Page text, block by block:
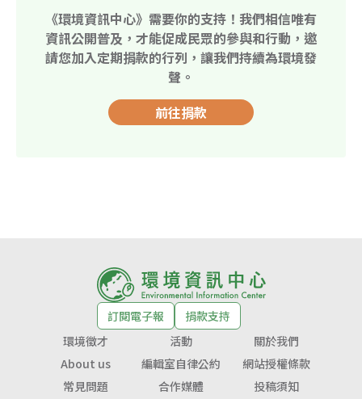
《環境資訊中心》需要你的支持！我們相信唯有
資訊公開普及，才能促成民眾的參與和行動，邀
請您加入定期捐款的行列，讓我們持續為環境發
聲。
前往捐款
訂閱電子報
捐款支持
環境徵才
活動
關於我們
About us
編輯室自律公約
網站授權條款
常見問題
合作媒體 投稿須知